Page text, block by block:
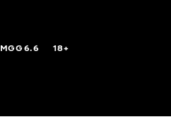
MGG6.6 18+